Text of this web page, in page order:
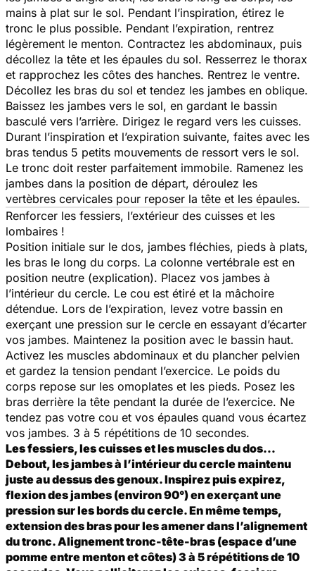
mains à plat sur le sol. Pendant l’inspiration, étirez le
tronc le plus possible. Pendant l’expiration, rentrez
légèrement le menton. Contractez les abdominaux, puis
décollez la tête et les épaules du sol. Resserrez le thorax
et rapprochez les côtes des hanches. Rentrez le ventre.
Décollez les bras du sol et tendez les jambes en oblique.
Baissez les jambes vers le sol, en gardant le bassin
basculé vers l’arrière. Dirigez le regard vers les cuisses.
Durant l’inspiration et l’expiration suivante, faites avec les
bras tendus 5 petits mouvements de ressort vers le sol.
Le tronc doit rester parfaitement immobile. Ramenez les
jambes dans la position de départ, déroulez les
vertèbres cervicales pour reposer la tête et les épaules.
Renforcer les fessiers, l’extérieur des cuisses et les
lombaires !
Position initiale sur le dos, jambes fléchies, pieds à plats,
les bras le long du corps. La colonne vertébrale est en
position neutre (explication). Placez vos jambes à
l’intérieur du cercle. Le cou est étiré et la mâchoire
détendue. Lors de l’expiration, levez votre bassin en
exerçant une pression sur le cercle en essayant d’écarter
vos jambes. Maintenez la position avec le bassin haut.
Activez les muscles abdominaux et du plancher pelvien
et gardez la tension pendant l’exercice. Le poids du
corps repose sur les omoplates et les pieds. Posez les
bras derrière la tête pendant la durée de l’exercice. Ne
tendez pas votre cou et vos épaules quand vous écartez
vos jambes. 3 à 5 répétitions de 10 secondes.
Les fessiers, les cuisses et les muscles du dos…
Debout, les jambes à l’intérieur du cercle maintenu
juste au dessus des genoux. Inspirez puis expirez,
flexion des jambes (environ 90°) en exerçant une
pression sur les bords du cercle. En même temps,
extension des bras pour les amener dans l’alignement
du tronc. Alignement tronc-tête-bras (espace d’une
pomme entre menton et côtes) 3 à 5 répétitions de 10